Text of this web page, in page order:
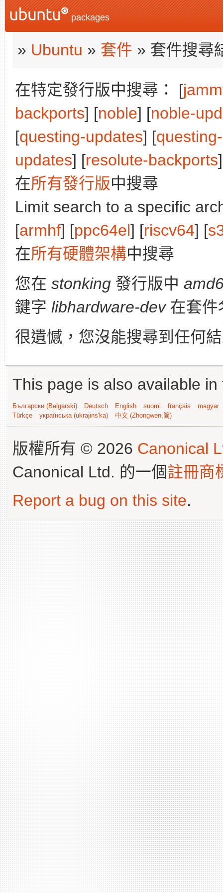
packages
» Ubuntu » 套件 » 套件搜尋
在特定發行版中搜尋： [
backports] [noble] [noble-
[questing-updates] [
updates] [resolute-backports
在所有發行版中搜尋
Limit search to a specific
[armhf] [ppc64el] [riscv64] [
在所有硬體架構中搜尋
您在 stonking 發行版中
鍵字 libhardware-dev在套件
很遺憾，您沒能搜尋到任何
This page is also available
Български (Bəlgarski) Deutsch English suomi français
magyar
Türkçe
українська (ukrajins'ka) 中文 (Zhongwen,简)
版權所有 © 2026 Canonical
Canonical Ltd. 的一個註冊商
Report a bug on this site.